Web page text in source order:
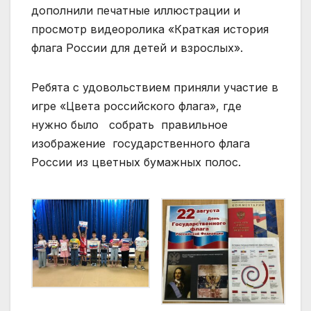
дополнили печатные иллюстрации и
просмотр видеоролика «Краткая история
флага России для детей и взрослых».
Ребята с удовольствием приняли участие в
игре «Цвета российского флага», где
нужно было собрать правильное
изображение государственного флага
России из цветных бумажных полос.